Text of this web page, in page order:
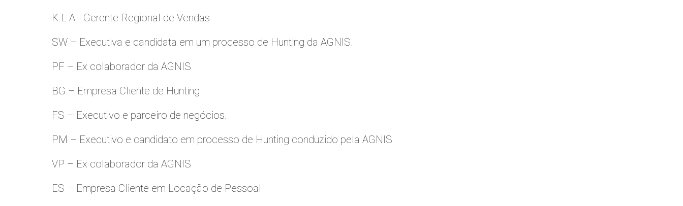
K.L.A - Gerente Regional de Vendas
SW – Executiva e candidata em um processo de Hunting da AGNIS.
PF – Ex colaborador da AGNIS
BG – Empresa Cliente de Hunting
FS – Executivo e parceiro de negócios.
PM – Executivo e candidato em processo de Hunting conduzido pela AGNIS
VP – Ex colaborador da AGNIS
ES – Empresa Cliente em Locação de Pessoal